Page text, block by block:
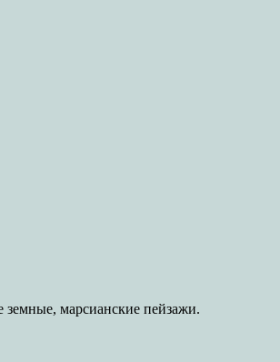
земные, марсианские пейзажи.